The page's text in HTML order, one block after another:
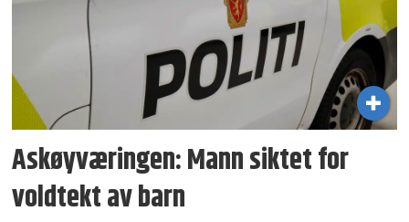
Askøyværingen: Mann siktet for
voldtekt av barn